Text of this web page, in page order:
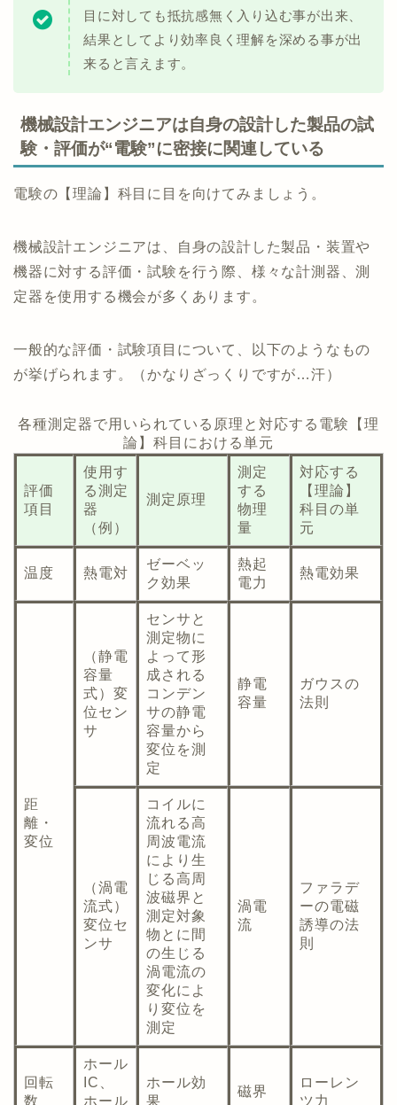
目に対しても抵抗感無く入り込む事が出来、
結果としてより効率良く理解を深める事が出
来ると言えます。
機械設計エンジニアは自身の設計した製品の試
験・評価が“電験”に密接に関連している
電験の【理論】科目に目を向けてみましょう。
機械設計エンジニアは、自身の設計した製品・装置や
機器に対する評価・試験を行う際、様々な計測器、測
定器を使用する機会が多くあります。
一般的な評価・試験項目について、以下のようなもの
が挙げられます。（かなりざっくりですが…汗）
各種測定器で用いられている原理と対応する電験【理
論】科目における単元
評価
項目
使用す
る測定
器
（例）
測定原理
測定
する
物理
量
対応する
【理論】
科目の単
元
温度 熱電対
ゼーベッ
ク効果
熱起
電力
熱電効果
距
離・
変位
（静電
容量
式）変
位セン
サ
センサと
測定物に
よって形
成される
コンデン
サの静電
容量から
変位を測
定
静電
容量
ガウスの
法則
（渦電
流式）
変位セ
ンサ
コイルに
流れる高
周波電流
により生
じる高周
波磁界と
測定対象
物とに間
の生じる
渦電流の
変化によ
り変位を
測定
渦電
流
ファラデ
ーの電磁
誘導の法
則
回転
数
ホール
IC、
ホール
ホール効
果
磁界
ローレン
ツ力